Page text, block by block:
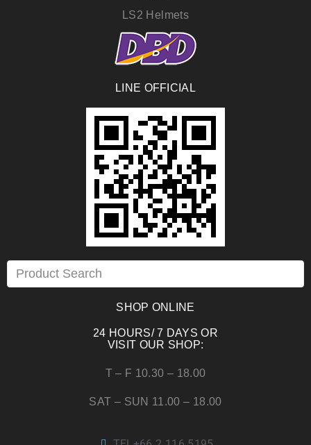
LS2 Helmets
LINE OFFICIAL
SHOP ONLINE
24 HOURS/ 7 DAYS OR
VISIT OUR SHOP:
T – F 10.30 – 18.00
SAT – SUN 11.00 – 18.00